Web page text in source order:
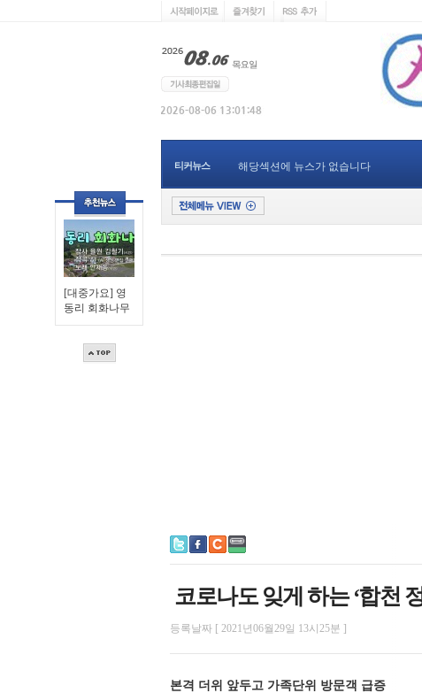
[대중가요] 영
동리 회화나무
티커뉴스 해당섹션에 뉴스가 없습니다
코로나도 잊게 하는 ‘합천
등록날짜 [ 2021년06월29일 13시25분 ]
본격 더위 앞두고 가족단위 방문객 급증